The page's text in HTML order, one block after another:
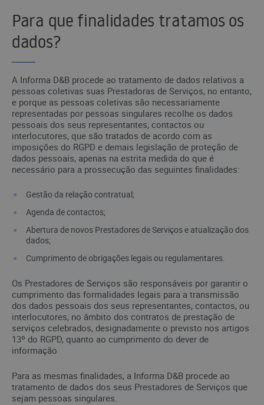
Para que finalidades tratamos os
dados?
A Informa D&B procede ao tratamento de dados relativos a
pessoas coletivas suas Prestadoras de Serviços, no entanto,
e porque as pessoas coletivas são necessariamente
representadas por pessoas singulares recolhe os dados
pessoais dos seus representantes, contactos ou
interlocutores, que são tratados de acordo com as
imposições do RGPD e demais legislação de proteção de
dados pessoais, apenas na estrita medida do que é
necessário para a prossecução das seguintes finalidades:
Gestão da relação contratual;
Agenda de contactos;
Abertura de novos Prestadores de Serviços e atualização dos
dados;
Cumprimento de obrigações legais ou regulamentares.
Os Prestadores de Serviços são responsáveis por garantir o
cumprimento das formalidades legais para a transmissão
dos dados pessoais dos seus representantes, contactos, ou
interlocutores, no âmbito dos contratos de prestação de
serviços celebrados, designadamente o previsto nos artigos
13º do RGPD, quanto ao cumprimento do dever de
informação
Para as mesmas finalidades, a Informa D&B procede ao
tratamento de dados dos seus Prestadores de Serviços que
sejam pessoas singulares.